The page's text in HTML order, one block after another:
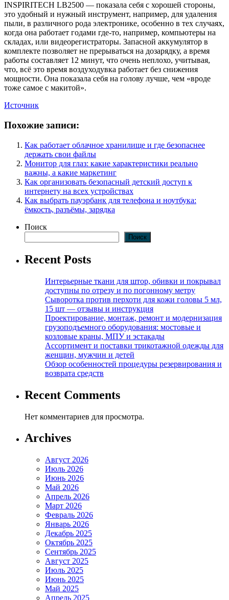
INSPIRITECH LB2500 — показала себя с хорошей стороны,
это удобный и нужный инструмент, например, для удаления
пыли, в различного рода электронике, особенно в тех случаях,
когда она работает годами где-то, например, компьютеры на
складах, или видеорегистраторы. Запасной аккумулятор в
комплекте позволяет не прерываться на дозарядку, а время
работы составляет 12 минут, что очень неплохо, учитывая,
что, всё это время воздуходувка работает без снижения
мощности. Она показала себя на голову лучше, чем «вроде
тоже самое с макитой».
Источник
Похожие записи:
Как работает облачное хранилище и где безопаснее
держать свои файлы
Монитор для глаз: какие характеристики реально
важны, а какие маркетинг
Как организовать безопасный детский доступ к
интернету на всех устройствах
Как выбрать пауэрбанк для телефона и ноутбука:
ёмкость, разъёмы, зарядка
Поиск
Поиск
Recent Posts
Интерьерные ткани для штор, обивки и покрывал
доступны по отрезу и по погонному метру
Сыворотка против перхоти для кожи головы 5 мл,
15 шт — отзывы и инструкция
Проектирование, монтаж, ремонт и модернизация
грузоподъемного оборудования: мостовые и
козловые краны, МПУ и эстакады
Ассортимент и поставки трикотажной одежды для
женщин, мужчин и детей
Обзор особенностей процедуры резервирования и
возврата средств
Recent Comments
Нет комментариев для просмотра.
Archives
Август 2026
Июль 2026
Июнь 2026
Май 2026
Апрель 2026
Март 2026
Февраль 2026
Январь 2026
Декабрь 2025
Октябрь 2025
Сентябрь 2025
Август 2025
Июль 2025
Июнь 2025
Май 2025
Апрель 2025